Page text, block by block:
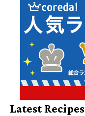
Latest Recipes